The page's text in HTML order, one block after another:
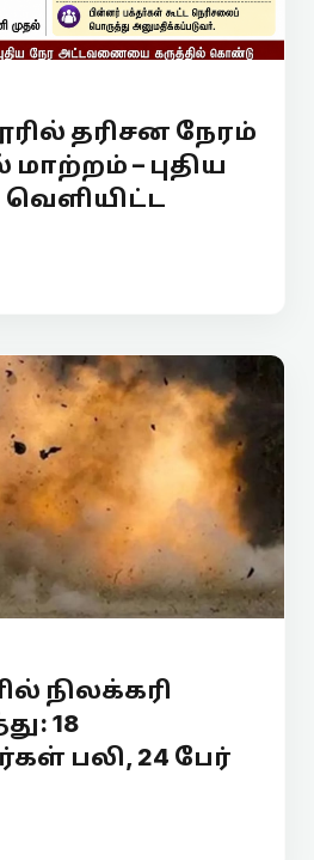
தரிசன நேரம்
– புதிய
நிலக்கரி
18
பலி, 24 பேர்